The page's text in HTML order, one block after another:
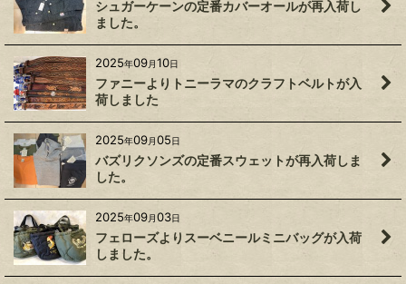
シュガーケーンの定番カバーオールが再入荷し
ました。
2025年09月10日
ファニーよりトニーラマのクラフトベルトが入
荷しました
2025年09月05日
バズリクソンズの定番スウェットが再入荷しま
した。
2025年09月03日
フェローズよりスーベニールミニバッグが入荷
しました。